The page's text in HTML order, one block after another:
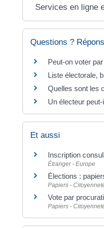
Services en ligne
Questions ?
Peut-on voter
Liste électorale,
Quelles sont les
Un électeur
Et aussi
Inscription
Étranger - Europe
Élections :
Papiers -
Vote par
Papiers -